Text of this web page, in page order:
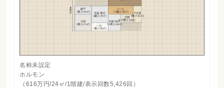
名称未設定
ホルモン
（616万円/24㎡/1階建/表示回数5,426回）